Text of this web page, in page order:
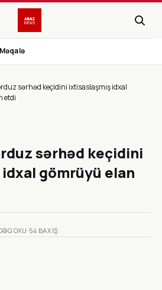
Məqalə
sərhəd keçidini ixtisaslaşmış idxal
etdi
sərhəd keçidini
gömrüyü elan
OXU ·54 BAXIŞ